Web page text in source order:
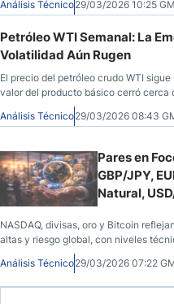
rendimientos y el dólar
Análisis Técnico29/03/2026 10:25
Petróleo WTI Semanal: La
Volatilidad Aún Rugen
El precio del petróleo crudo WTI
valor del producto básico cerró cerca
semana y este próximo lunes por la
dinámicos de nuevo.
Análisis Técnico29/03/2026 08:43
Pares en
GBP/JPY,
Natural,
NASDAQ, divisas, oro y Bitcoin
altas y riesgo global, con niveles
Análisis Técnico29/03/2026 07:22